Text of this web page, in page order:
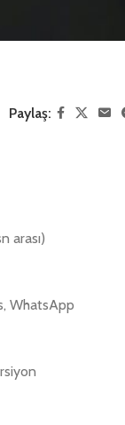
Paylaş:
arası)
WhatsApp